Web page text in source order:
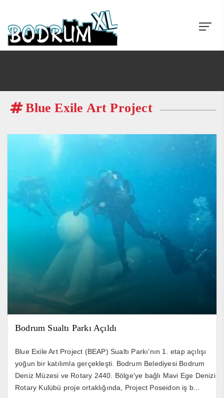
Blue Exile Art Project
Bodrum Sualtı Parkı Açıldı
Blue Exile Art Project (BEAP) Sualtı Parkı’nın 1. etap açılışı
yoğun bir katılımla gerçekleşti. Bodrum Belediyesi Bodrum
Deniz Müzesi ve Rotary 2440. Bölge'ye bağlı Mavi Ege Denizi
Rotary Kulübü proje ortaklığında, Project Poseidon iş b...